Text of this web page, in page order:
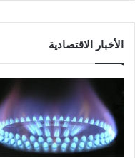
الأخبار الاقتصادية